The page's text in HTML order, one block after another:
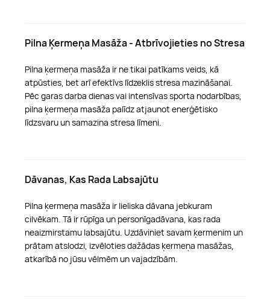
Pilna Ķermeņa Masāža - Atbrīvojieties no Stresa
Pilna ķermeņa masāža ir ne tikai patīkams veids, kā
atpūsties, bet arī efektīvs līdzeklis stresa mazināšanai.
Pēc garas darba dienas vai intensīvas sporta nodarbības,
pilna ķermeņa masāža palīdz atjaunot enerģētisko
līdzsvaru un samazina stresa līmeni.
Dāvanas, Kas Rada Labsajūtu
Pilna ķermeņa masāža ir lieliska dāvana jebkuram
cilvēkam. Tā ir rūpīga un personīgadāvana, kas rada
neaizmirstamu labsajūtu. Uzdāviniet savam ķermenim un
prātam atslodzi, izvēloties dažādas ķermeņa masāžas,
atkarībā no jūsu vēlmēm un vajadzībām.